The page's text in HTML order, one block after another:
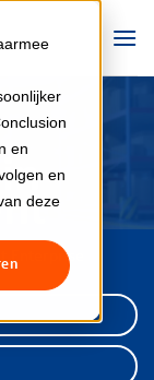
en
en
deze